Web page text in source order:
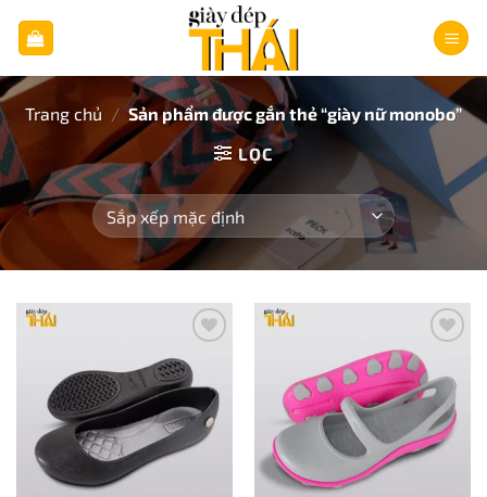
qua
dung
Trang chủ / Sản phẩm được gắn thẻ “giày nữ monobo”
LỌC
Add to
wishlist
Add to
wishlist